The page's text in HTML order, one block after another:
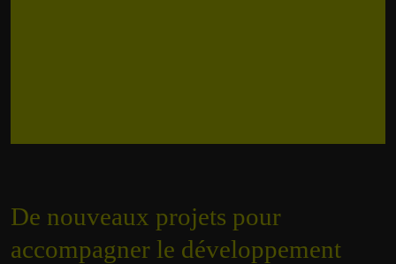
De nouveaux projets pour
accompagner le développement